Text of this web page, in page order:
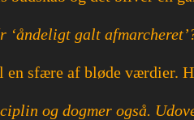
galt
sfære af bløde værdier.
og dogmer også.